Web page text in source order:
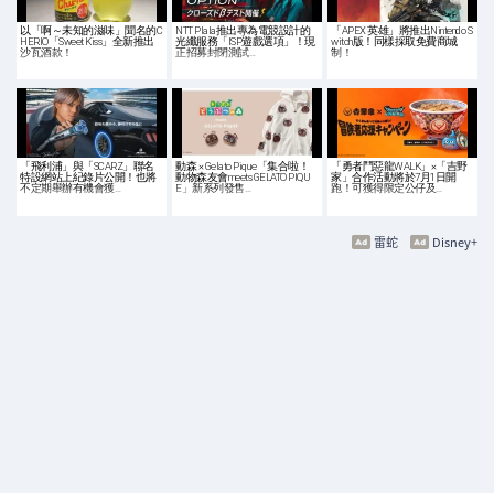
以「啊～未知的滋味」聞名的C
HERIO「Sweet Kiss」全新推出
沙瓦酒款！
NTT Plala推出專為電競設計的
光纖服務「ISP遊戲選項」！現
正招募封閉測試…
「APEX 英雄」將推出Nintendo S
witch版！同樣採取免費商城
制！
「飛利浦」與「SCARZ」聯名
特設網站上紀錄片公開！也將
不定期舉辦有機會獲…
動森 × Gelato Pique「集合啦！
動物森友會meets GELATO PIQU
E」新系列發售…
「勇者鬥惡龍WALK」×「吉野
家」合作活動將於7月1日開
跑！可獲得限定公仔及…
Disney+
雷蛇